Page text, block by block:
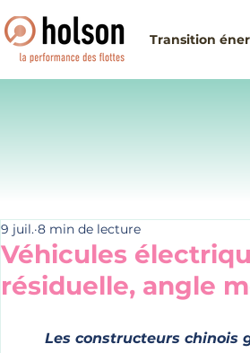
Transition
Véhicules
résiduelle, angle
9 juil. 8 min de lecture
Les constructeurs chinois